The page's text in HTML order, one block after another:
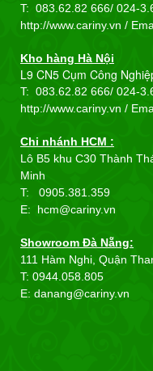
T: 083.62.82 666/ 024-
http://www.cariny.vn /
Kho hàng Hà Nội
L9 CN5 Cụm Công
T: 083.62.82 666/ 024-
http://www.cariny.vn /
Chi nhánh HCM :
Lô B5 khu C30 Thành
Minh
T: 0905.381.359
E: hcm@cariny.vn
Showroom Đà Nẵng:
111 Hàm Nghi, Quận
T: 0944.058.805
E: danang@cariny.vn